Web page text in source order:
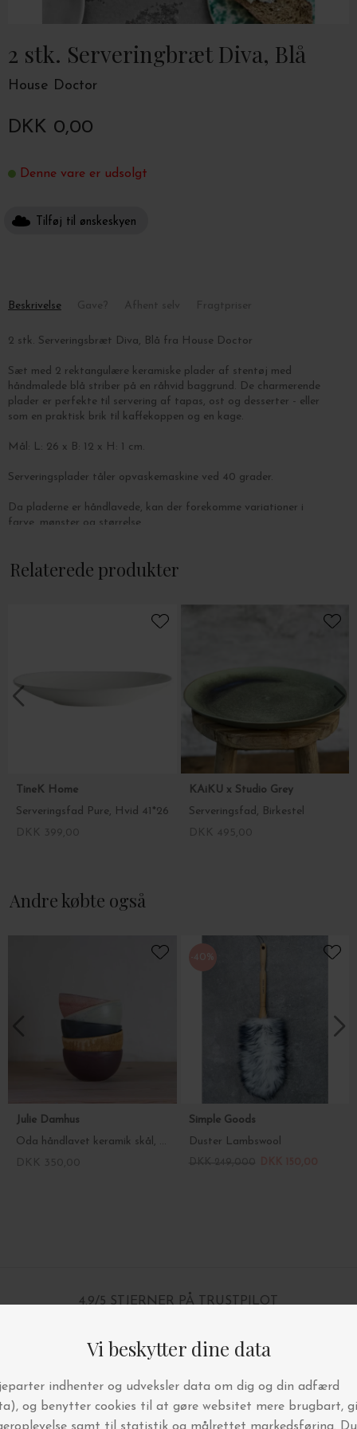
2 stk. Serveringbræt Diva, Blå
House Doctor
DKK 0,00
Denne vare er udsolgt
Tilføj til ønskeskyen
Beskrivelse
2 stk. Serveringsbræt Diva, Blå fra House Doctor
Sæt med 2 rektangulære keramiske plader af stentøj med
håndmalede blå striber på en råhvid baggrund. De charmerende
plader er perfekte til servering af tapas, ost og desserter - eller
som en praktisk brik til kaffekoppen og en kage.
Mål: L: 26 x B: 12 x H: 1 cm.
Serveringsplader tåler opvaskemaskine ved 40 grader.
Da pladerne er håndlavede, kan der forekomme variationer i
farve, mønster og størrelse.
Relaterede produkter
TineK Home
Serveringsfad Pure, Hvid 41*26
KAiKU x Studio Grey
Serveringsfad, Birkestel
Andre købte også
Julie Damhus
Oda håndlavet keramik skål, Medium
-40%
Simple Goods
Duster Lambswool
4.9/5 STJERNER PÅ TRUSTPILOT